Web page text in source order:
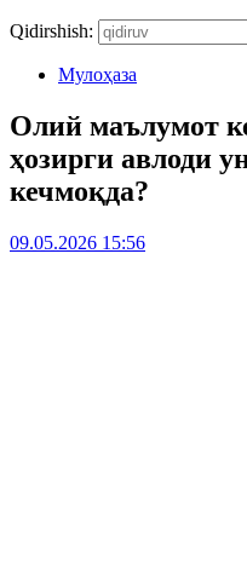
Qidirshish:
Мулоҳаза
Олий маълумот
ҳозирги авлоди
кечмоқда?
09.05.2026 15:56